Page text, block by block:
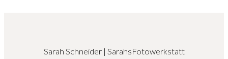
Sarah Schneider | SarahsFotowerkstatt